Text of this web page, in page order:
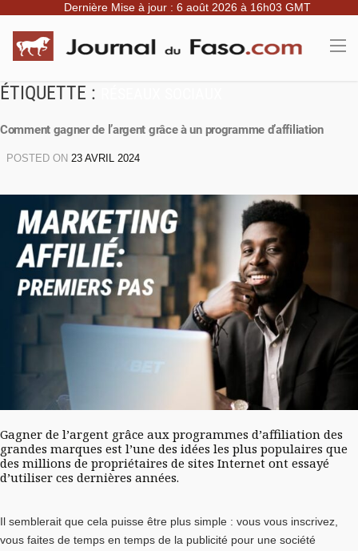
Dernière Mise à jour : 6 août 2026 à 16h03 GMT
ÉTIQUETTE :
Comment gagner de l’argent grâce à un programme d’affiliation
POSTED ON 23 AVRIL 2024
Gagner de l’argent grâce aux programmes d’affiliation des
grandes marques est l’une des idées les plus populaires que
des millions de propriétaires de sites Internet ont essayé
d’utiliser ces dernières années.
Il semblerait que cela puisse être plus simple : vous vous inscrivez,
vous faites de temps en temps de la publicité pour une société